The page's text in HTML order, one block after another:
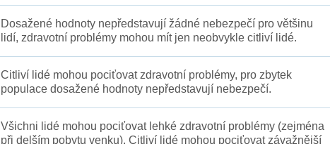
Dosažené hodnoty nepředstavují žádné nebezpečí pro většinu
lidí, zdravotní problémy mohou mít jen neobvykle citliví lidé.
Citliví lidé mohou pociťovat zdravotní problémy, pro zbytek
populace dosažené hodnoty nepředstavují nebezpečí.
Všichni lidé mohou pociťovat lehké zdravotní problémy (zejména
při delším pobytu venku). Citliví lidé mohou pociťovat závažnější